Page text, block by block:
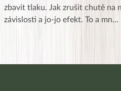
zbavit tlaku. Jak zrušit chutě na
závislosti a jo-jo efekt. To a mn...